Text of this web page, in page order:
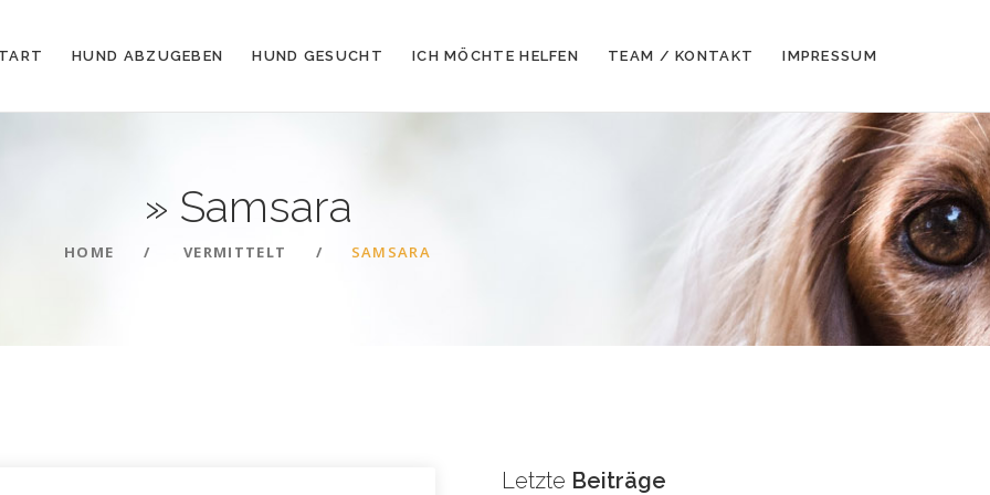
HUND ABZUGEBEN HUND GESUCHT ICH MÖCHTE HELFEN TEAM / KONTAKT IMPRESSUM
» Samsara
HOME VERMITTELT SAMSARA
Letzte Beiträge